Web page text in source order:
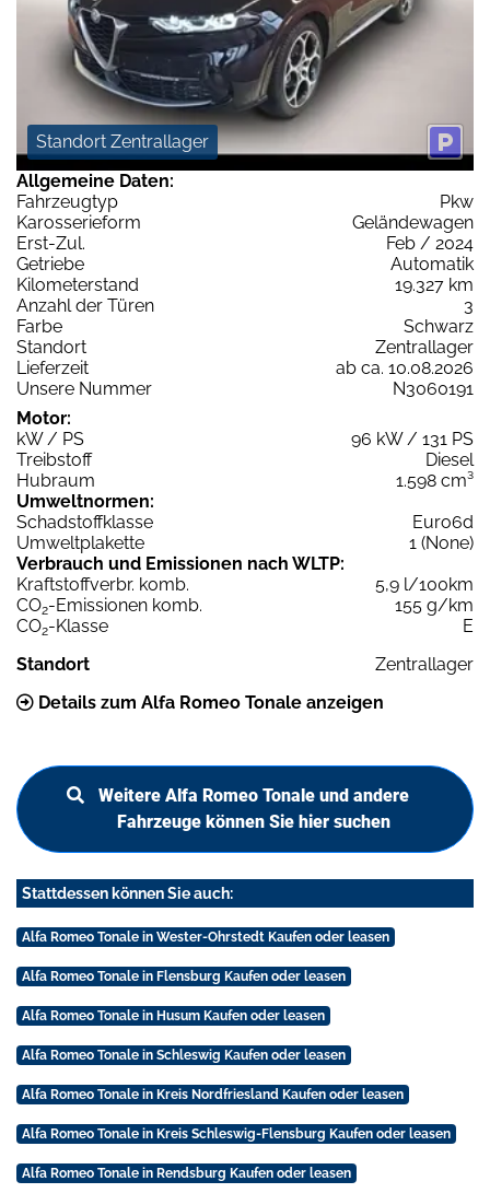
Standort Zentrallager
Allgemeine Daten:
Fahrzeugtyp
Pkw
Karosserieform
Geländewagen
Erst-Zul.
Feb / 2024
Getriebe
Automatik
Kilometerstand
19.327 km
Anzahl der Türen
3
Farbe
Schwarz
Standort
Zentrallager
Lieferzeit
ab ca. 10.08.2026
Unsere Nummer
N3060191
Motor:
kW / PS
96 kW / 131 PS
Treibstoff
Diesel
Hubraum
1.598 cm³
Umweltnormen:
Schadstoffklasse
Euro6d
Umweltplakette
1 (None)
Verbrauch und Emissionen nach WLTP:
Kraftstoffverbr. komb.
5,9 l/100km
CO2-Emissionen komb.
155 g/km
CO2-Klasse
E
Standort
Zentrallager
Details zum Alfa Romeo Tonale anzeigen
Weitere Alfa Romeo Tonale und andere
Fahrzeuge können Sie hier suchen
Stattdessen können Sie auch:
Alfa Romeo Tonale in Wester-Ohrstedt Kaufen oder leasen
Alfa Romeo Tonale in Flensburg Kaufen oder leasen
Alfa Romeo Tonale in Husum Kaufen oder leasen
Alfa Romeo Tonale in Schleswig Kaufen oder leasen
Alfa Romeo Tonale in Kreis Nordfriesland Kaufen oder leasen
Alfa Romeo Tonale in Kreis Schleswig-Flensburg Kaufen oder leasen
Alfa Romeo Tonale in Rendsburg Kaufen oder leasen